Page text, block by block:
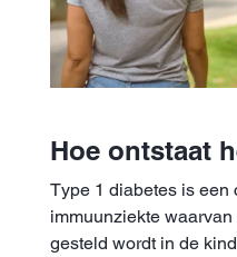
Hoe ontstaat
Type 1 diabetes is een
immuunziekte
gesteld wordt in de